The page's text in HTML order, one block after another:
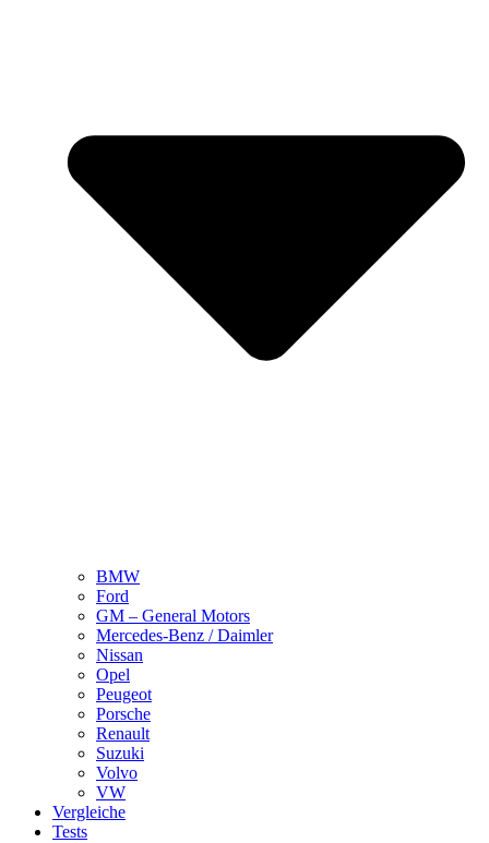
BMW
Ford
GM – General Motors
Mercedes-Benz / Daimler
Nissan
Opel
Peugeot
Porsche
Renault
Suzuki
Volvo
VW
Vergleiche
Tests